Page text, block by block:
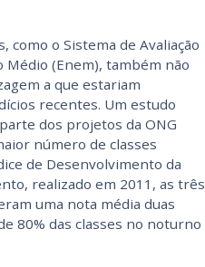
como o Sistema de Avaliação
Médio (Enem), também não
a que estariam
recentes. Um estudo
dos projetos da ONG
número de classes
de Desenvolvimento da
realizado em 2011, as três
uma nota média duas
80% das classes no noturno